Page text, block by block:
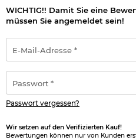
WICHTIG!! Damit Sie eine
müssen Sie angemeldet sein!
Mail-
Adresse
*
Passwort vergessen?
Wir setzen auf den Verifizierten Kauf!
Bewertungen können nur von Kunden